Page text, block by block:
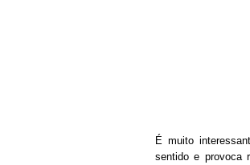
É muito
sentido e provoca